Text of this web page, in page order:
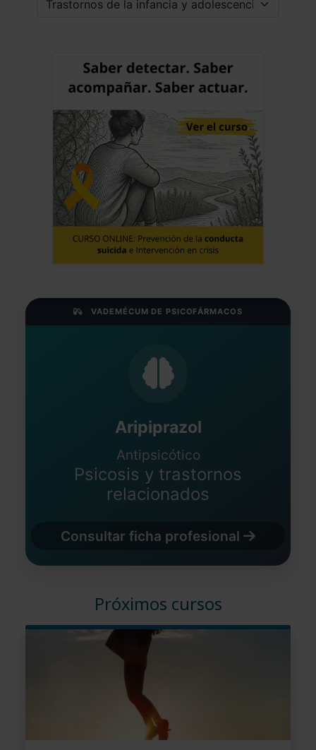
VADEMÉCUM DE PSICOFÁRMACOS
Aripiprazol
Antipsicótico
Psicosis y trastornos
relacionados
Consultar ficha profesional
Próximos cursos